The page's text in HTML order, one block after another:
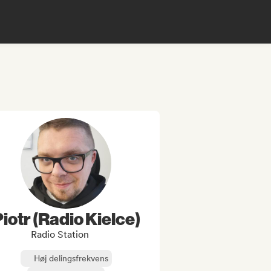
(Radio Kielce)
Radio Station
Høj delingsfrekvens